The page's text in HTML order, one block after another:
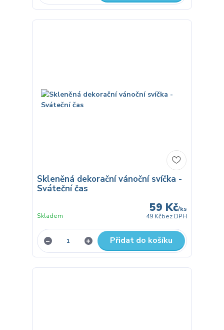
Skleněná dekorační vánoční svíčka -
Sváteční čas
59 Kč/ks
49 Kčbez DPH
Skladem
Přidat do košíku